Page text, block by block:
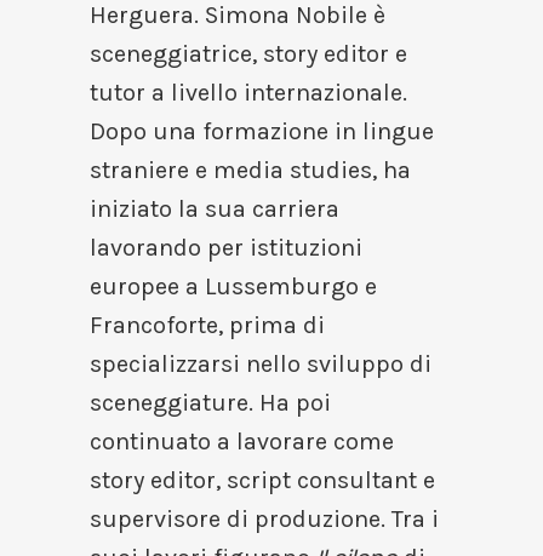
Herguera. Simona Nobile è
sceneggiatrice, story editor e
tutor a livello internazionale.
Dopo una formazione in lingue
straniere e media studies, ha
iniziato la sua carriera
lavorando per istituzioni
europee a Lussemburgo e
Francoforte, prima di
specializzarsi nello sviluppo di
sceneggiature. Ha poi
continuato a lavorare come
story editor, script consultant e
supervisore di produzione. Tra i